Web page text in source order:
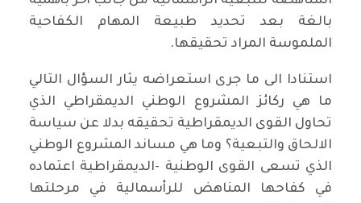
بالغة بعد تحديد طبيعة المهام الكفاحية
الملموسة المراد تحقيقها.
استنادا الى ما جرى استعراضه يثار السؤال التالي
ما هي ركائز المشروع الوطني الديمقراطي الذي
تحاول القوى الديمقراطية تحقيقه بدلا عن سياسة
الالحاق والتبعية؟ وما هي مساند المشروع الوطني
الذي تسعى القوى الوطنية -الديمقراطية اعتماده
في كفاحها المناهض للرأسمالية في مرحلتها